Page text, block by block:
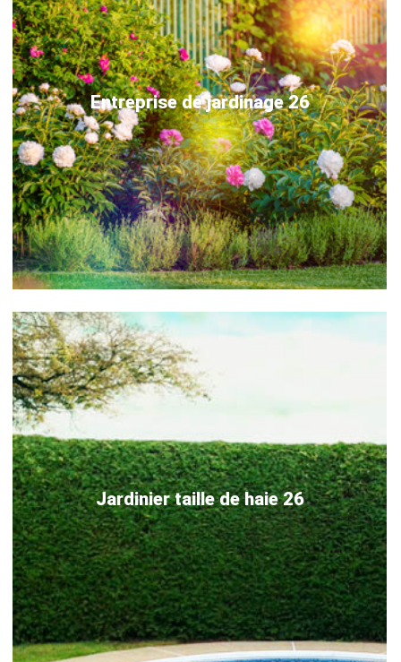
Entreprise de jardinage 26
Jardinier taille de haie 26